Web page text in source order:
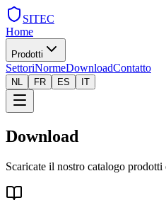
SITEC
Home
Prodotti
SettoriNormeDownloadContatto
NL FR ES IT
Download
Scaricate il nostro catalogo prodotti